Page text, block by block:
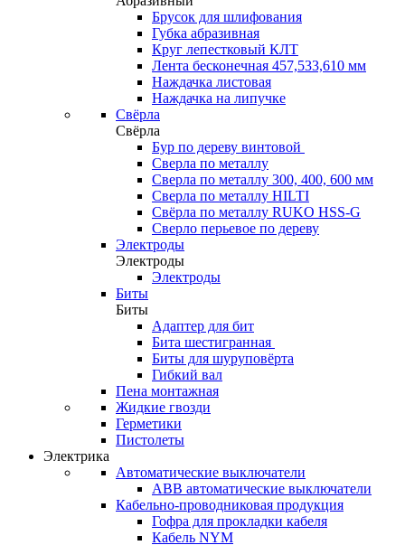
Брусок для шлифования
Губка абразивная
Круг лепестковый КЛТ
Лента бесконечная 457,533,610 мм
Наждачка листовая
Наждачка на липучке
Свёрла
Свёрла
Бур по дереву винтовой
Сверла по металлу
Сверла по металлу 300, 400, 600 мм
Сверла по металлу HILTI
Свёрла по металлу RUKO HSS-G
Сверло перьевое по дереву
Электроды
Электроды
Электроды
Биты
Биты
Адаптер для бит
Бита шестигранная
Биты для шуруповёрта
Гибкий вал
Пена монтажная
Жидкие гвозди
Герметики
Пистолеты
Электрика
Автоматические выключатели
ABB автоматические выключатели
Кабельно-проводниковая продукция
Гофра для прокладки кабеля
Кабель NYM